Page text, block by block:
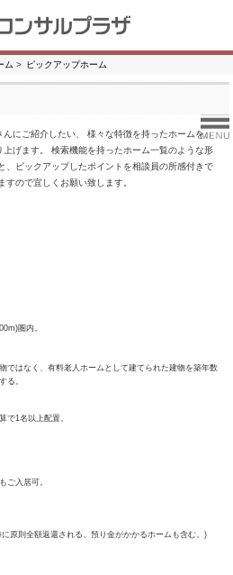
ム ピックアップホーム
にご紹介したい、
様々な特徴を持ったホームを、
げます。
検索機能を持ったホーム一覧のような形
、ピックアップしたポイントを相談員の所感付きで
すので宜しくお願い致します。
圏内。
ではなく、有料老人ホームとして建てられた建物を築年数
る。
で1名以上配置。
ご入居可。
原則全額返還される、預り金がかかるホームも含む。)